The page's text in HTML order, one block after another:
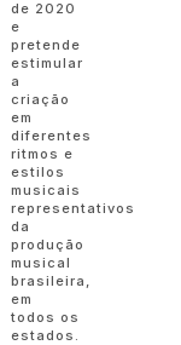
de 2020
e
pretende
estimular
a
criação
em
diferentes
ritmos e
estilos
musicais
representativos
da
produção
musical
brasileira,
em
todos os
estados.